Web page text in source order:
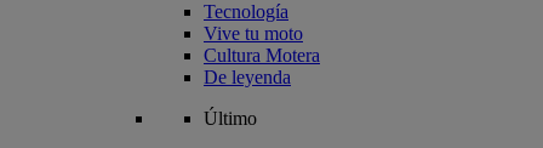
Tecnología
Vive tu moto
Cultura Motera
De leyenda
Último